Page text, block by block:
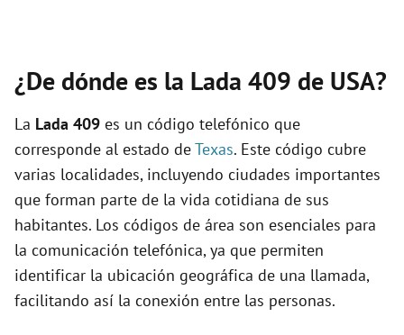
¿De dónde es la Lada 409 de USA?
La Lada 409 es un código telefónico que
corresponde al estado deTexas. Este código cubre
varias localidades, incluyendo ciudades importantes
que forman parte de la vida cotidiana de sus
habitantes. Los códigos de área son esenciales para
la comunicación telefónica, ya que permiten
identificar la ubicación geográfica de una llamada,
facilitando así la conexión entre las personas.